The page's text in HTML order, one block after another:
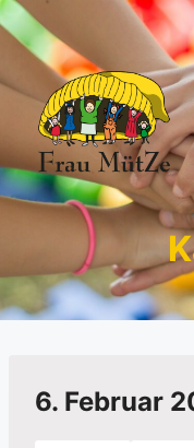
Zum
Inhalt
springen
6. Februar